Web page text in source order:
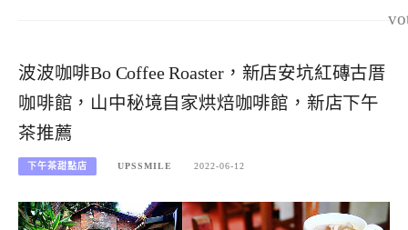
波波咖啡Bo Coffee Roaster，新店安坑紅磚古厝
咖啡館，山中秘境自家烘焙咖啡館，新店下午
茶推薦
下午茶甜點店 UPSSMILE 2022-06-12